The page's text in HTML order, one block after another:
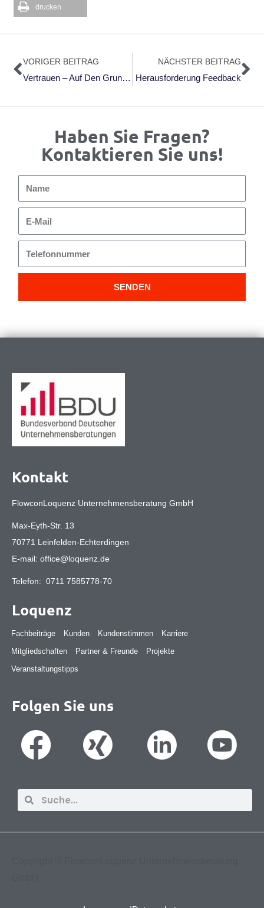
drucken
Zurück
VORIGER BEITRAG
Vertrauen – Auf Den Grund Gegangen
NÄCHSTER BEITRAG
Herausforderung Feedback
Haben Sie Fragen?
Kontaktieren Sie uns!
Mail
SENDEN
Kontakt
FlowconLoquenz Unternehmensberatung GmbH
Max-Eyth-Str. 13
70771 Leinfelden-Echterdingen
E-mail: office@loquenz.de
Telefon: 0711 7585778-70
Loquenz
Fachbeiträge Kunden Kundenstimmen
Karriere
Mitgliedschaften
Partner & Freunde
Projekte
Veranstaltungstipps
Folgen Sie uns